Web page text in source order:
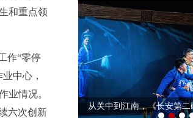
和重点领
作“零停
中心，
业情况。
六次创新